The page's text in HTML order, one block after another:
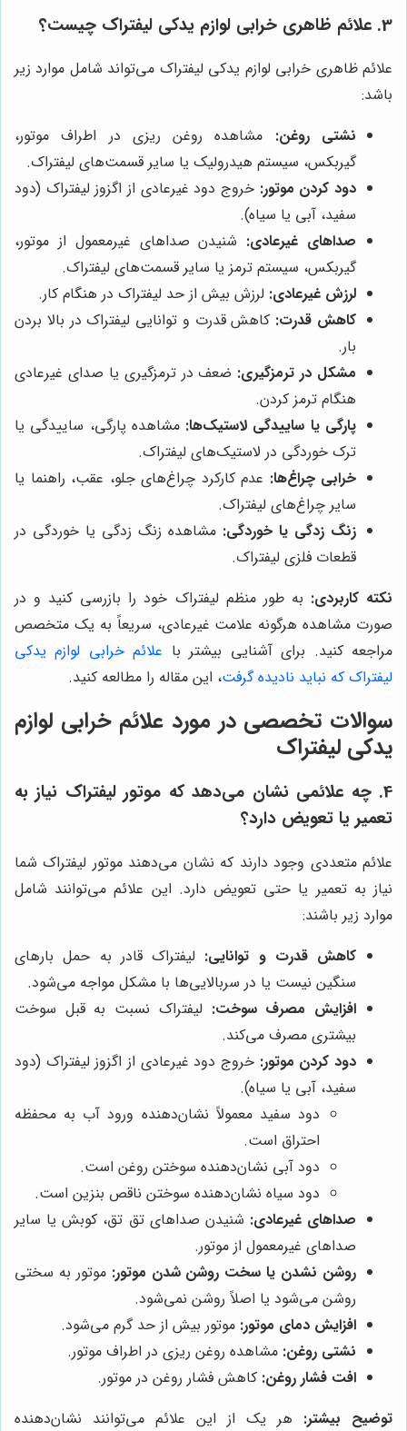
3. علائم ظاهری خرابی لوازم یدکی لیفتراک چیست؟
علائم ظاهری خرابی لوازم یدکی لیفتراک می‌تواند شامل موارد زیر
باشد:
نشتی روغن: مشاهده روغن ریزی در اطراف موتور،
گیربکس، سیستم هیدرولیک یا سایر قسمت‌های لیفتراک.
دود کردن موتور: خروج دود غیرعادی از اگزوز لیفتراک (دود
سفید، آبی یا سیاه).
صداهای غیرعادی: شنیدن صداهای غیرمعمول از موتور،
گیربکس، سیستم ترمز یا سایر قسمت‌های لیفتراک.
لرزش غیرعادی: لرزش بیش از حد لیفتراک در هنگام کار.
کاهش قدرت: کاهش قدرت و توانایی لیفتراک در بالا بردن
بار.
مشکل در ترمزگیری: ضعف در ترمزگیری یا صدای غیرعادی
هنگام ترمز کردن.
پارگی یا ساییدگی لاستیک‌ها: مشاهده پارگی، ساییدگی یا
ترک خوردگی در لاستیک‌های لیفتراک.
خرابی چراغ‌ها: عدم کارکرد چراغ‌های جلو، عقب، راهنما یا
سایر چراغ‌های لیفتراک.
زنگ زدگی یا خوردگی: مشاهده زنگ زدگی یا خوردگی در
قطعات فلزی لیفتراک.
نکته کاربردی: به طور منظم لیفتراک خود را بازرسی کنید و در
صورت مشاهده هرگونه علامت غیرعادی، سریعاً به یک متخصص
مراجعه کنید. برای آشنایی بیشتر با علائم خرابی لوازم یدکی
لیفتراک که نباید نادیده گرفت، این مقاله را مطالعه کنید.
سوالات تخصصی در مورد علائم خرابی لوازم
یدکی لیفتراک
4. چه علائمی نشان می‌دهد که موتور لیفتراک نیاز به
تعمیر یا تعویض دارد؟
علائم متعددی وجود دارند که نشان می‌دهند موتور لیفتراک شما
نیاز به تعمیر یا حتی تعویض دارد. این علائم می‌توانند شامل
موارد زیر باشند:
کاهش قدرت و توانایی: لیفتراک قادر به حمل بارهای
سنگین نیست یا در سربالایی‌ها با مشکل مواجه می‌شود.
افزایش مصرف سوخت: لیفتراک نسبت به قبل سوخت
بیشتری مصرف می‌کند.
دود کردن موتور: خروج دود غیرعادی از اگزوز لیفتراک (دود
سفید، آبی یا سیاه).
دود سفید معمولاً نشان‌دهنده ورود آب به محفظه
احتراق است.
دود آبی نشان‌دهنده سوختن روغن است.
دود سیاه نشان‌دهنده سوختن ناقص بنزین است.
صداهای غیرعادی: شنیدن صداهای تق تق، کوبش یا سایر
صداهای غیرمعمول از موتور.
روشن نشدن یا سخت روشن شدن موتور: موتور به سختی
روشن می‌شود یا اصلاً روشن نمی‌شود.
افزایش دمای موتور: موتور بیش از حد گرم می‌شود.
نشتی روغن: مشاهده روغن ریزی در اطراف موتور.
افت فشار روغن: کاهش فشار روغن در موتور.
توضیح بیشتر: هر یک از این علائم می‌توانند نشان‌دهنده